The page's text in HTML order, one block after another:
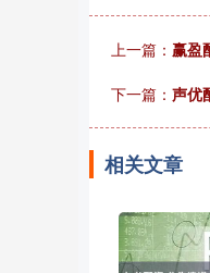
上一篇： 赢盈
下一篇： 声优
相关文章